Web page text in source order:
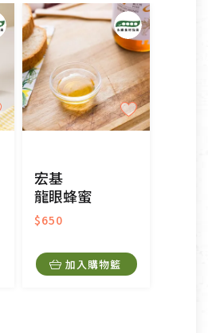
宏基
龍眼蜂蜜
$650
加入購物籃